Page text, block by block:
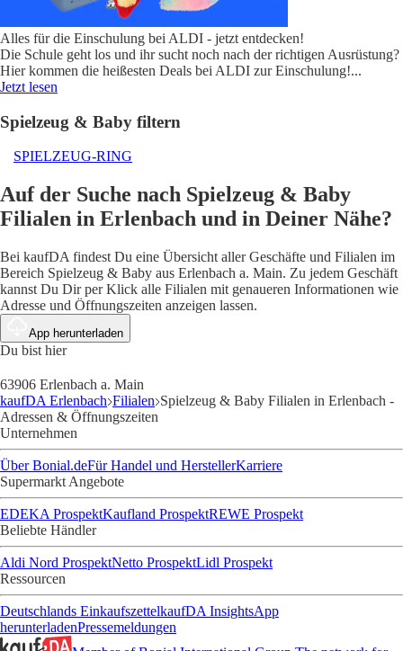
Alles für die Einschulung bei ALDI - jetzt entdecken!
Die Schule geht los und ihr sucht noch nach der richtigen Ausrüstung?
Hier kommen die heißesten Deals bei ALDI zur Einschulung!...
Jetzt lesen
Spielzeug & Baby filtern
SPIELZEUG-RING
Auf der Suche nach Spielzeug & Baby
Filialen in Erlenbach und in Deiner Nähe?
Bei kaufDA findest Du eine Übersicht aller Geschäfte und Filialen im
Bereich Spielzeug & Baby aus Erlenbach a. Main. Zu jedem Geschäft
kannst Du Dir per Klick alle Filialen mit genaueren Informationen wie
Adresse und Öffnungszeiten anzeigen lassen.
App herunterladen
Du bist hier
63906 Erlenbach a. Main
kaufDA Erlenbach Filialen Spielzeug & Baby Filialen in Erlenbach -
Adressen & Öffnungszeiten
Unternehmen
Über Bonial.deFür Handel und HerstellerKarriere
Supermarkt Angebote
EDEKA ProspektKaufland ProspektREWE Prospekt
Beliebte Händler
Aldi Nord ProspektNetto ProspektLidl Prospekt
Ressourcen
Deutschlands EinkaufszettelkaufDA InsightsApp
herunterladenPressemeldungen